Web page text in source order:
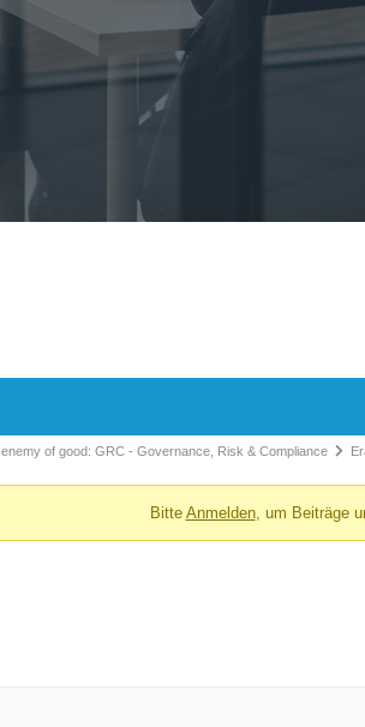
of good: GRC - Governance, Risk & Compliance
Bitte Anmelden, um Beiträge